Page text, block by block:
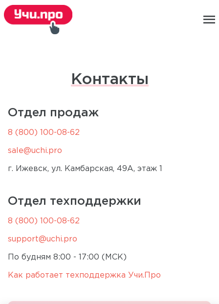
menu
Контакты
Отдел продаж
8 (800) 100-08-62
sale@uchi.pro
г. Ижевск, ул. Камбарская, 49А, этаж 1
Отдел техподдержки
8 (800) 100-08-62
support@uchi.pro
По будням 8:00 - 17:00 (МСК)
Как работает техподдержка Учи.Про